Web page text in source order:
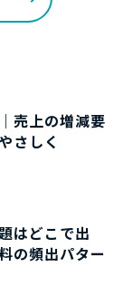
売上の増減要
さしく
はどこで出
の頻出パター